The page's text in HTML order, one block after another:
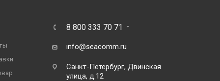
8 800 333 70 71
info@seacomm.ru
Санкт-Петербург, Двинская
улица, д.12